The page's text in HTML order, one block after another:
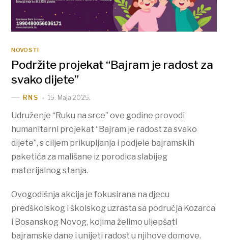
NOVOSTI
Podržite projekat “Bajram je radost za
svako dijete”
RNS 15. Maja 2025.
Udruženje “Ruku na srce” ove godine provodi
humanitarni projekat “Bajram je radost za svako
dijete”, s ciljem prikupljanja i podjele bajramskih
paketića za mališane iz porodica slabijeg
materijalnog stanja.
Ovogodišnja akcija je fokusirana na djecu
predškolskog i školskog uzrasta sa područja Kozarca
i Bosanskog Novog, kojima želimo uljepšati
bajramske dane i unijeti radost u njihove domove.